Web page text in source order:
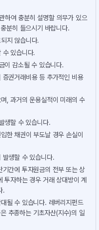
하여 충분히 설명할 의무가 있으
분히 들으시기 바랍니다.
지 않습니다.
수 있습니다.
이 감소될 수 있습니다.
권거래비용 등 추가적인 비용
, 과거의 운용실적이 미래의 수
생할 수 있습니다.
한 채권이 부도날 경우 손실이
발생할 수 있습니다.
간에 투자원금의 전부 또는 상
투자하는 경우 거래 상대방이 계
.
될 수 있습니다. 레버리지펀드
추종하는 기초자산(지수)의 일